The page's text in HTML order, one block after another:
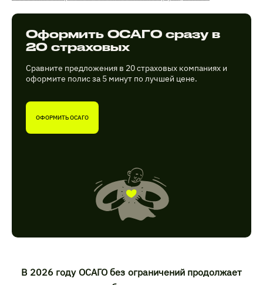
Оформить ОСАГО сразу в
20 страховых
Сравните предложения в 20 страховых компаниях и
оформите полис за 5 минут по лучшей цене.
ОФОРМИТЬ ОСАГО
В 2026 году ОСАГО без ограничений продолжает